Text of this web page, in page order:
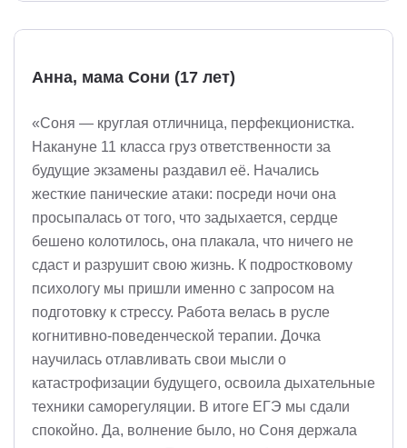
Анна, мама Сони (17 лет)
«Соня — круглая отличница, перфекционистка.
Накануне 11 класса груз ответственности за
будущие экзамены раздавил её. Начались
жесткие панические атаки: посреди ночи она
просыпалась от того, что задыхается, сердце
бешено колотилось, она плакала, что ничего не
сдаст и разрушит свою жизнь. К подростковому
психологу мы пришли именно с запросом на
подготовку к стрессу. Работа велась в русле
когнитивно-поведенческой терапии. Дочка
научилась отлавливать свои мысли о
катастрофизации будущего, освоила дыхательные
техники саморегуляции. В итоге ЕГЭ мы сдали
спокойно. Да, волнение было, но Соня держала